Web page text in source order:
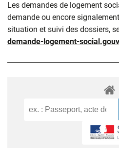
Les demandes de logement
demande ou encore
situation et suivi des dossiers,
demande-logement-